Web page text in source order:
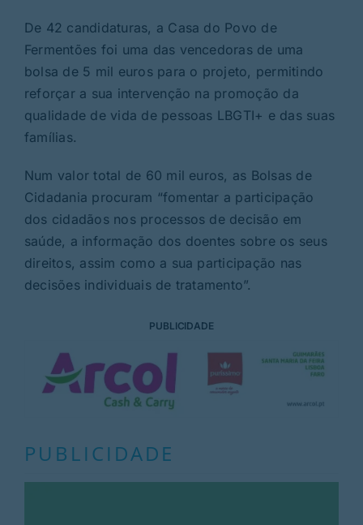
De 42 candidaturas, a Casa do Povo de
Fermentões foi uma das vencedoras de uma
bolsa de 5 mil euros para o projeto, permitindo
reforçar a sua intervenção na promoção da
qualidade de vida de pessoas LBGTI+ e das suas
famílias.
Num valor total de 60 mil euros, as Bolsas de
Cidadania procuram “fomentar a participação
dos cidadãos nos processos de decisão em
saúde, a informação dos doentes sobre os seus
direitos, assim como a sua participação nas
decisões individuais de tratamento”.
PUBLICIDADE
PUBLICIDADE